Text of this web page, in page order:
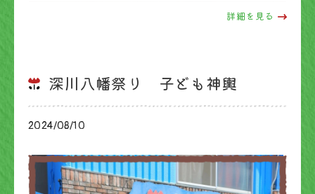
詳細を見る
深川八幡祭り 子ども神輿
2024/08/10